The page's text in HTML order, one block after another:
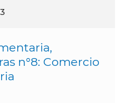
n°8: Comercio